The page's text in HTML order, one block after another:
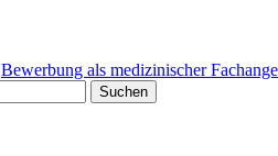
Bewerbung als medizinischer